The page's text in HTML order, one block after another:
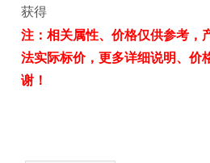
获得
注：相关属性、价格仅供参考，
法实际标价，更多详细说明、价
谢！